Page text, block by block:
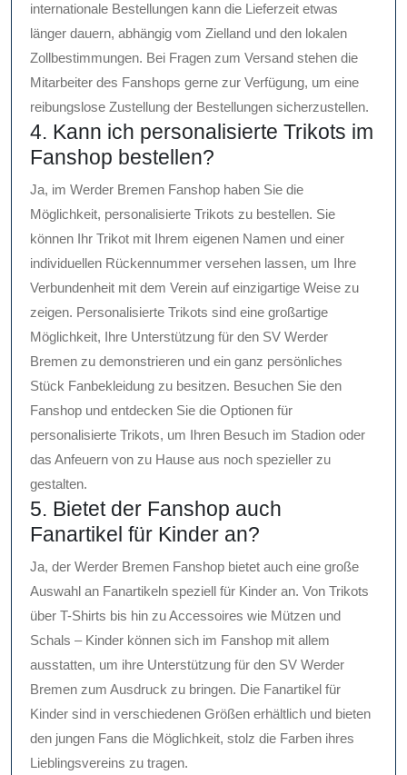
internationale Bestellungen kann die Lieferzeit etwas
länger dauern, abhängig vom Zielland und den lokalen
Zollbestimmungen. Bei Fragen zum Versand stehen die
Mitarbeiter des Fanshops gerne zur Verfügung, um eine
reibungslose Zustellung der Bestellungen sicherzustellen.
4. Kann ich personalisierte Trikots im
Fanshop bestellen?
Ja, im Werder Bremen Fanshop haben Sie die
Möglichkeit, personalisierte Trikots zu bestellen. Sie
können Ihr Trikot mit Ihrem eigenen Namen und einer
individuellen Rückennummer versehen lassen, um Ihre
Verbundenheit mit dem Verein auf einzigartige Weise zu
zeigen. Personalisierte Trikots sind eine großartige
Möglichkeit, Ihre Unterstützung für den SV Werder
Bremen zu demonstrieren und ein ganz persönliches
Stück Fanbekleidung zu besitzen. Besuchen Sie den
Fanshop und entdecken Sie die Optionen für
personalisierte Trikots, um Ihren Besuch im Stadion oder
das Anfeuern von zu Hause aus noch spezieller zu
gestalten.
5. Bietet der Fanshop auch
Fanartikel für Kinder an?
Ja, der Werder Bremen Fanshop bietet auch eine große
Auswahl an Fanartikeln speziell für Kinder an. Von Trikots
über T-Shirts bis hin zu Accessoires wie Mützen und
Schals – Kinder können sich im Fanshop mit allem
ausstatten, um ihre Unterstützung für den SV Werder
Bremen zum Ausdruck zu bringen. Die Fanartikel für
Kinder sind in verschiedenen Größen erhältlich und bieten
den jungen Fans die Möglichkeit, stolz die Farben ihres
Lieblingsvereins zu tragen.